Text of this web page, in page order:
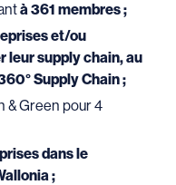
à 361 membres ;
et/ou
leur supply chain, au
Supply Chain ;
& Green pour 4
dans le
;